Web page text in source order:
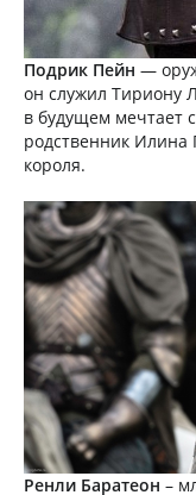
Подрик Пейн —
он служил Тириону
в будущем мечтает
родственник Илина
короля.
Ренли Баратеон –